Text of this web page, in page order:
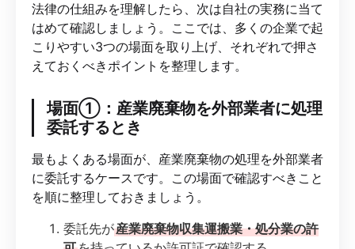
法律の仕組みを理解したら、次は自社の実務に当て
はめて確認しましょう。ここでは、多くの企業で起
こりやすい3つの場面を取り上げ、それぞれで押さ
えておくべきポイントを整理します。
場面①：産業廃棄物を外部業者に処理
委託するとき
最もよくある場面が、産業廃棄物の処理を外部業者
に委託するケースです。この場面で確認すべきこと
を順に整理しておきましょう。
委託先が産業廃棄物収集運搬業・処分業の許